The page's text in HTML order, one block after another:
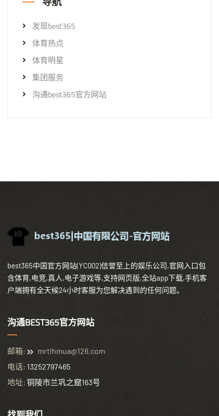
发现best365
体育热点
体育明星
集团服务
沟通best365官方网站
best365中国官方网站(YC002)信誉至上的娱乐公司,官网入口包
含体育,电竞,真人,电子游戏等,支持网页版,全站app下载,手机客
户端拥有全天候24小时客服为您解决遇到的任何问题。
沟通BEST365官方网站
邮箱:
mrtlhmua@126.com
电话: 13252797465
地址: 铜陵市兰巩之窟163号